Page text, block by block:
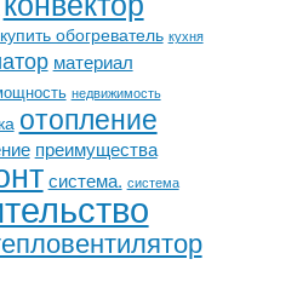
купить обогреватель кухня
материал
недвижимость
отопление
преимущества
система. система